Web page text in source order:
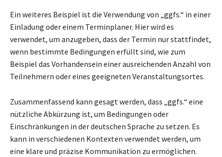
Ein weiteres Beispiel ist die Verwendung von „ggfs.“ in einer
Einladung oder einem Terminplaner. Hier wird es
verwendet, um anzugeben, dass der Termin nur stattfindet,
wenn bestimmte Bedingungen erfüllt sind, wie zum
Beispiel das Vorhandensein einer ausreichenden Anzahl von
Teilnehmern oder eines geeigneten Veranstaltungsortes.
Zusammenfassend kann gesagt werden, dass „ggfs.“ eine
nützliche Abkürzung ist, um Bedingungen oder
Einschränkungen in der deutschen Sprache zu setzen. Es
kann in verschiedenen Kontexten verwendet werden, um
eine klare und präzise Kommunikation zu ermöglichen.